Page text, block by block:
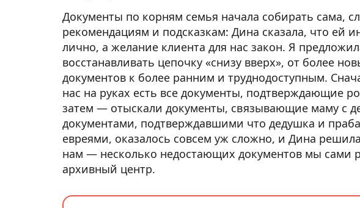
Документы по корням семья начала собирать сама,
рекомендациям и подсказкам: Дина сказала, что ей
лично, а желание клиента для нас закон. Я
восстанавливать цепочку «снизу вверх», от более
документов к более ранним и труднодоступным.
нас на руках есть все документы, подтверждающие
затем — отыскали документы, связывающие маму с
документами, подтверждавшими что дедушка и
евреями, оказалось совсем уж сложно, и Дина решила
нам — несколько недостающих документов мы сами
архивный центр.